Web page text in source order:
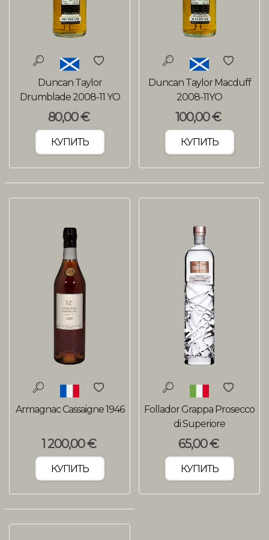
Duncan Taylor
Drumblade 2008-11 YO
80,00 €
КУПИТЬ
Duncan Taylor Macduff
2008-11YO
100,00 €
КУПИТЬ
Armagnac Cassaigne 1946
1 200,00 €
КУПИТЬ
Follador Grappa Prosecco
di Superiore
65,00 €
КУПИТЬ